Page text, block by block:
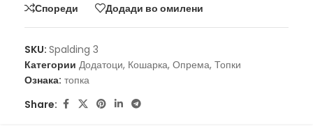
Спореди Додади во омилени
SKU: Spalding 3
Категории Додатоци, Кошарка, Опрема, Топки
Ознака: топка
Share: